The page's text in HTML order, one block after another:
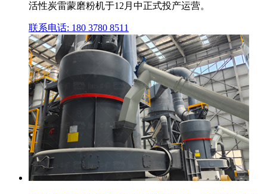
活性炭雷蒙磨粉机于12月中正式投产运营。
联系电话: 180 3780 8511